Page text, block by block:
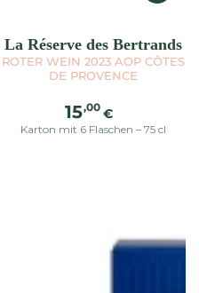
La Réserve des Bertrands
ROTER WEIN 2023 AOP CÔTES
DE PROVENCE
Regulärer
Preis
15,00 €
Karton mit 6 Flaschen – 75 cl